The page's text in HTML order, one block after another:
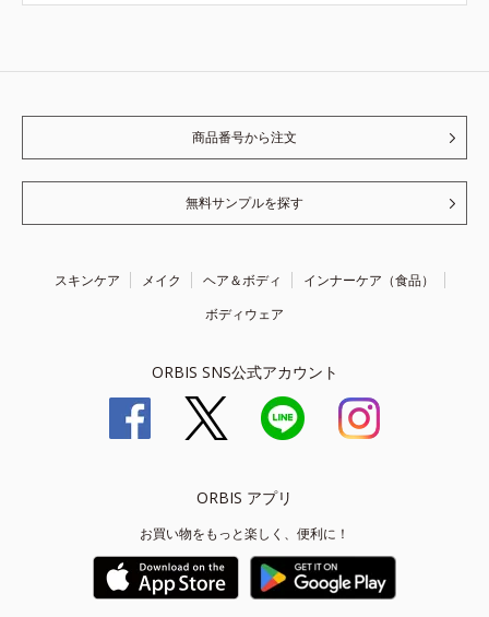
商品番号から注文
無料サンプルを探す
スキンケア メイク ヘア＆ボディ
インナーケア（食品）
ボディウェア
ORBIS SNS公式アカウント
ORBIS アプリ
お買い物をもっと楽しく、便利に！